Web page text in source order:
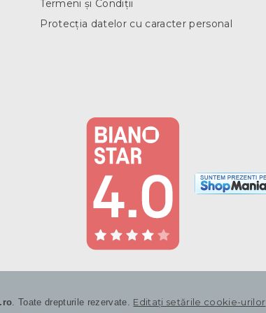
Termeni și Condiții
Protecția datelor cu caracter personal
. Toate drepturile rezervate. Editați setările cookie-urilor